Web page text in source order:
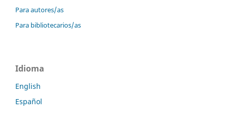
Para autores/as
Para bibliotecarios/as
Idioma
English
Español